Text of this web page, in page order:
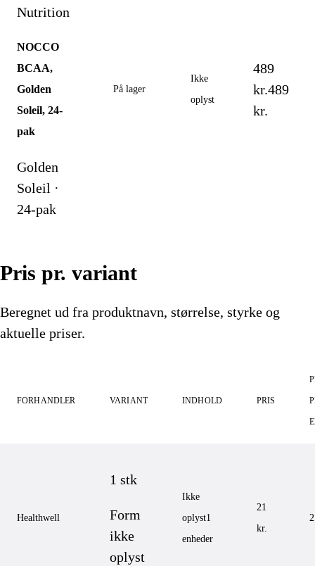
Nutrition
NOCCO
BCAA,
Golden
Soleil, 24-
pak
Golden
Soleil ·
24-pak
På lager
Ikke
oplyst
489
kr.489
kr.
Pris pr. variant
Beregnet ud fra produktnavn, størrelse, styrke og
aktuelle priser.
FORHANDLER VARIANT INDHOLD PRIS
Healthwell
1 stk
Form
ikke
oplyst
Ikke
oplyst1
enheder
21
kr.